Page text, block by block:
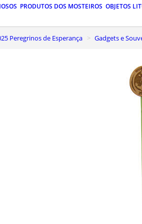
PRODUTOS DOS MOSTEIROS OBJETOS
Peregrinos de Esperança Gadgets e